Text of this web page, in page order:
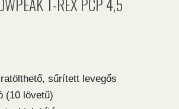
sűrített levegős
(10 lövetű)